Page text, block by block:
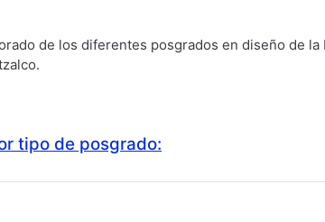
de los diferentes posgrados en diseño de
tipo de posgrado: